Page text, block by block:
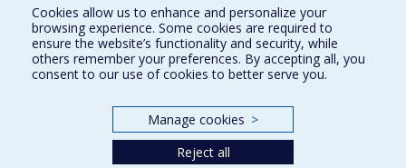
Plan du site
Signaler une erreur
Accessibilité
Nos départements et écoles
Cookies allow us to enhance and personalize your
browsing experience. Some cookies are required to
ensure the website’s functionality and security, while
others remember your preferences. By accepting all, you
consent to our use of cookies to better serve you.
Manage cookies >
Reject all